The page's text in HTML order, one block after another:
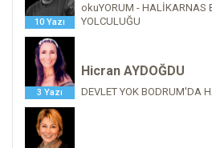
10 Yazı
okuYORUM - HALİKARNAS
YOLCULUĞU
3 Yazı
Hicran AYDOĞDU
DEVLET YOK BODRUM'DA